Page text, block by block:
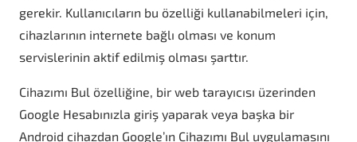
gerekir. Kullanıcıların bu özelliği kullanabilmeleri için,
cihazlarının internete bağlı olması ve konum
servislerinin aktif edilmiş olması şarttır.
Cihazımı Bul özelliğine, bir web tarayıcısı üzerinden
Google Hesabınızla giriş yaparak veya başka bir
Android cihazdan Google’ın Cihazımı Bul uygulamasını